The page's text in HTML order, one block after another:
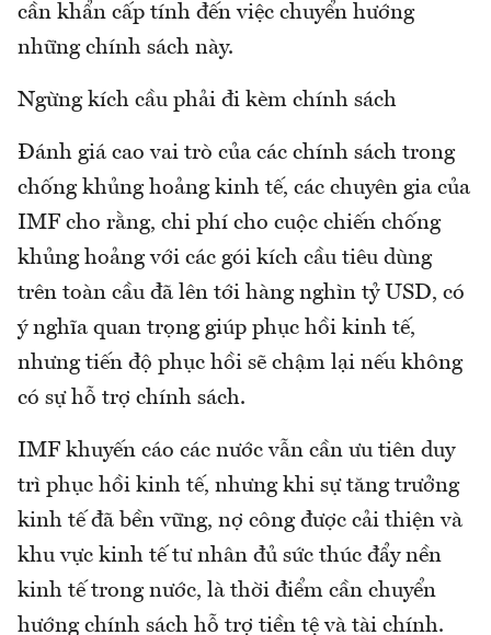
cần khẩn cấp tính đến việc chuyển hướng
những chính sách này.
Ngừng kích cầu phải đi kèm chính sách
Đánh giá cao vai trò của các chính sách trong
chống khủng hoảng kinh tế, các chuyên gia của
IMF cho rằng, chi phí cho cuộc chiến chống
khủng hoảng với các gói kích cầu tiêu dùng
trên toàn cầu đã lên tới hàng nghìn tỷ USD, có
ý nghĩa quan trọng giúp phục hồi kinh tế,
nhưng tiến độ phục hồi sẽ chậm lại nếu không
có sự hỗ trợ chính sách.
IMF khuyến cáo các nước vẫn cần ưu tiên duy
trì phục hồi kinh tế, nhưng khi sự tăng trưởng
kinh tế đã bền vững, nợ công được cải thiện và
khu vực kinh tế tư nhân đủ sức thúc đẩy nền
kinh tế trong nước, là thời điểm cần chuyển
hướng chính sách hỗ trợ tiền tệ và tài chính.